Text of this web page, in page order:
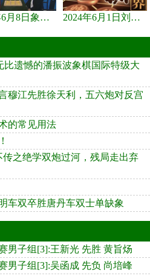
2024年6月8日象棋世界，刘君、蒋川讲解了第九届杨官璘杯全国象棋... 2024年6月1日刘君、蒋川讲解第三届上海杯象棋大师赛谢靖与李少庚...
遗憾的潘振波象棋国际特级大
穆江先胜徐天利，五六炮对反宫
的常见用法
之绝学双炮过河，残局走出弃
车双卒胜唐丹车双士单缺象
男子组[3]:王新光 先胜 黄旨炀
男子组[3]:吴函成 先负 尚培峰